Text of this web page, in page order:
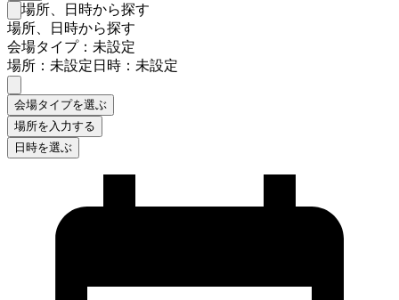
検索フォームを閉じる
場所、日時から探す
場所、日時から探す
会場タイプ：未設定
場所：未設定日時：未設定
会場タイプを選ぶ
場所を入力する
日時を選ぶ